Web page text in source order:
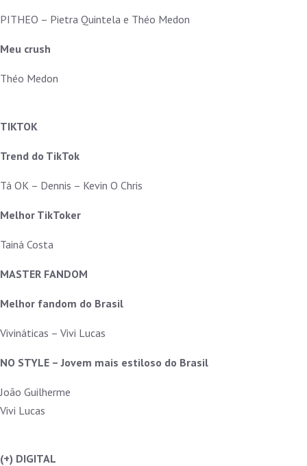
PITHEO – Pietra Quintela e Théo Medon
Meu crush
Théo Medon
TIKTOK
Trend do TikTok
Tá OK – Dennis – Kevin O Chris
Melhor TikToker
Tainá Costa
MASTER FANDOM
Melhor fandom do Brasil
Vivináticas – Vivi Lucas
NO STYLE – Jovem mais estiloso do Brasil
João Guilherme
Vivi Lucas
(+) DIGITAL